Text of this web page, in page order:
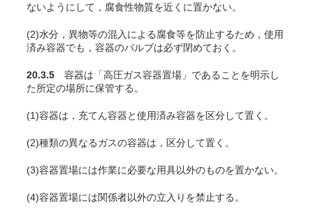
ないようにして，腐食性物質を近くに置かない。
(2)水分，異物等の混入による腐食等を防止するため，使用
済み容器でも，容器のバルブは必ず閉めておく。
20.3.5 容器は「高圧ガス容器置場」であることを明示し
た所定の場所に保管する。
(1)容器は，充てん容器と使用済み容器を区分して置く。
(2)種類の異なるガスの容器は，区分して置く。
(3)容器置場には作業に必要な用具以外のものを置かない。
(4)容器置場には関係者以外の立入りを禁止する。